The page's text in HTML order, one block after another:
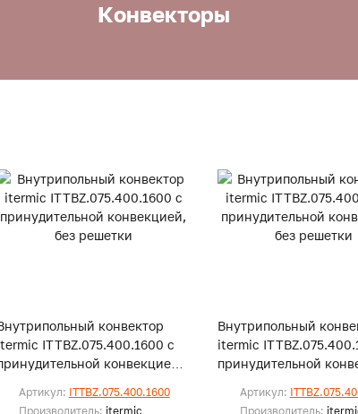
Конвекторы
конвектор
ITTBZ.075.400.1600 с
конвекцией,
Артикул: ITTBZ.075.400.1600
Производитель: itermic
Внутрипольный
itermic
принудительной
Артикул:
Производитель: